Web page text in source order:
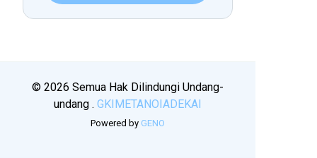
© 2026 Semua Hak Dilindungi Undang-
undang . GKIMETANOIADEKAI
Powered by GENO